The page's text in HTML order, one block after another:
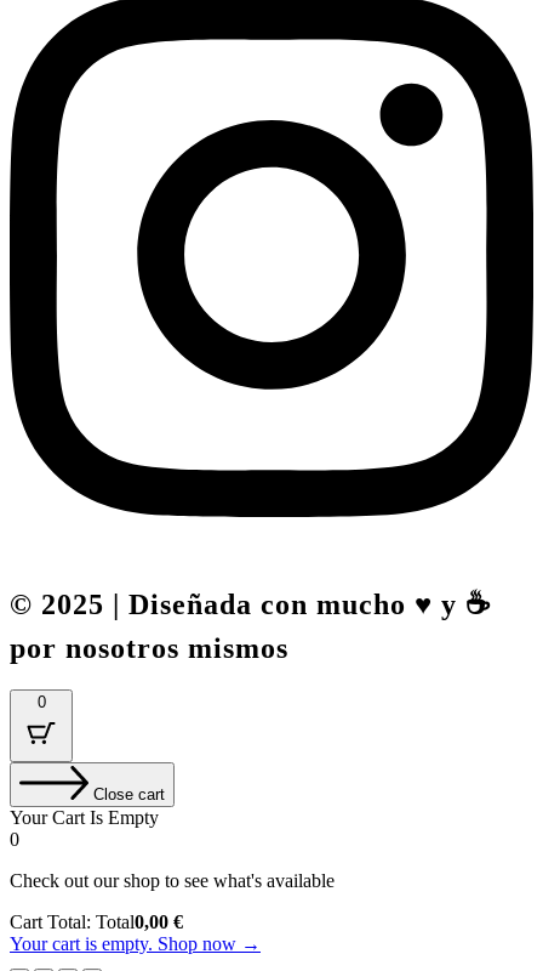
© 2025 | Diseñada con mucho ♥️ y ☕
por nosotros mismos
0
Close cart
Your Cart Is Empty
0
Check out our shop to see what's available
Cart Total: Total0,00 €
Your cart is empty. Shop now →